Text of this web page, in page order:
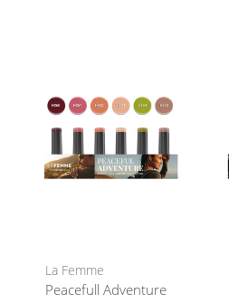
La Femme
Peacefull Adventure